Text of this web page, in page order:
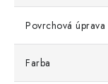
Povrchová úprava
Farba